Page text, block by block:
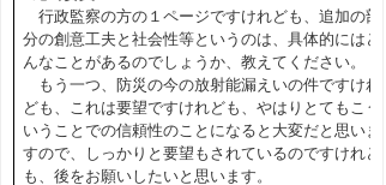
行政監察の方の１ページですけれども、追加の部
分の創意工夫と社会性等というのは、具体的にはど
んなことがあるのでしょうか、教えてください。
もう一つ、防災の今の放射能漏えいの件ですけれ
ども、これは要望ですけれども、やはりとてもこう
いうことでの信頼性のことになると大変だと思いま
すので、しっかりと要望もされているのですけれど
も、後をお願いしたいと思います。